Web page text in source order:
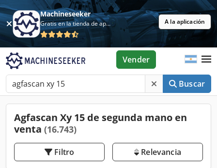
Machineseeker
Gratis en la tienda de aplicaciones A la aplicación
Buscar
Vender
Agfascan Xy 15 de segunda mano en
venta (16.743)
Filtro Relevancia